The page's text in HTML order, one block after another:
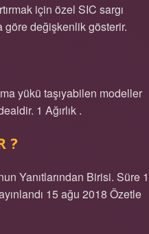
için özel SIC sargı
göre değişkenlik gösterir.
yükü taşıyabilen modeller
1 Ağırlık .
?
Yanıtlarından Birisi. Süre 1
15 ağu 2018 Özetle